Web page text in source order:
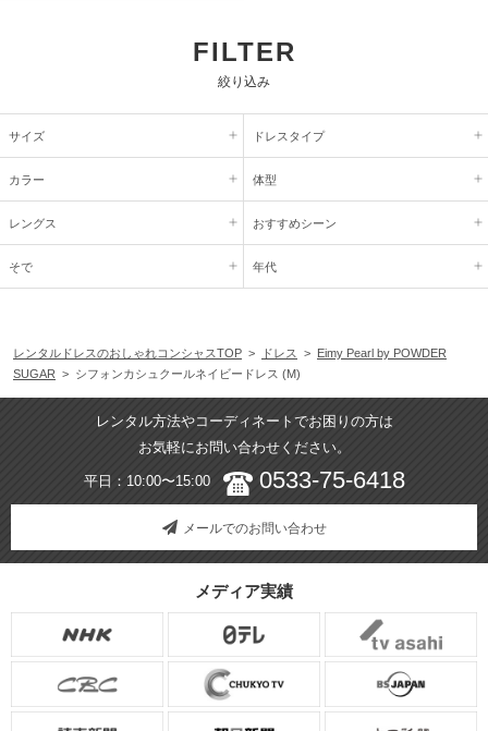
FILTER
絞り込み
サイズ ドレスタイプ
カラー 体型
レングス おすすめシーン
そで 年代
レンタルドレスのおしゃれコンシャスTOP > ドレス > Eimy Pearl by POWDER
SUGAR > シフォンカシュクールネイビードレス (M)
レンタル方法やコーディネートでお困りの方は
お気軽にお問い合わせください。
平日：10:00〜15:00 0533-75-6418
メールでのお問い合わせ
メディア実績